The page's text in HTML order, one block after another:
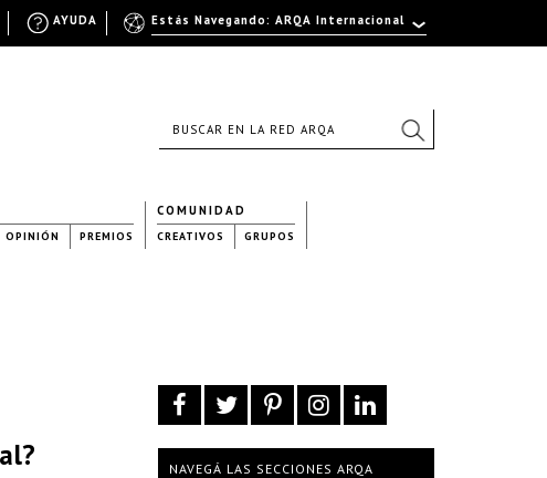
OPINIÓN PREMIOS
COMUNIDAD
CREATIVOS GRUPOS
NAVEGÁ LAS SECCIONES ARQA
Estás Navegando: ARQA Internacional
AYUDA